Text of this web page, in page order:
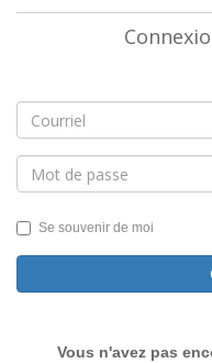
Se souvenir de moi
Vous n'avez pas